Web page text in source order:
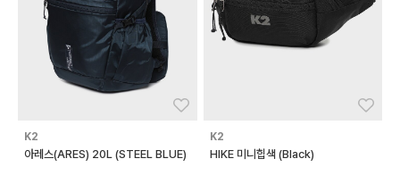
K2
아레스(ARES) 20L (STEEL BLUE)
K2
HIKE 미니힙색 (Black)